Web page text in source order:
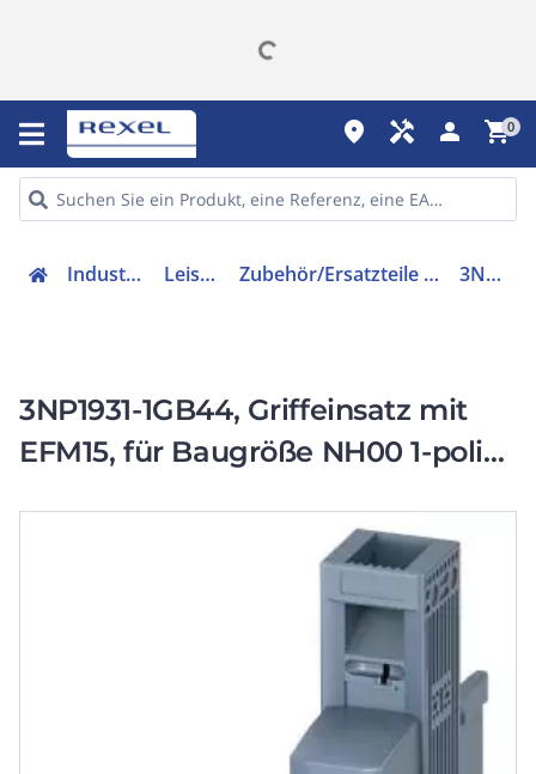
place handyman person shopping_cart0
Industriekomponenten Leistungsschalter Zubehör/Ersatzteile für Niederspannungs-Schalttechnik 3NP19311GB44
3NP1931-1GB44, Griffeinsatz mit
EFM15, für Baugröße NH00 1-polig,